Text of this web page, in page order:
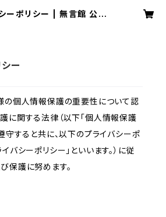
ーポリシー | 無言館 公式
ー
の個人情報保護の重要性について認
に関する法律（以下「個人情報保護
遵守すると共に、以下のプライバシーポ
バシーポリシー」といいます。）に従
保護に努めます。